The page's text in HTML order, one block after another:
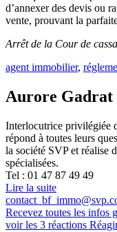
d’annexer des devis ou
vente, prouvant la
Arrêt de la Cour de
agent immobilier,
Aurore Gadrat
Interlocutrice privilégiée
répond à toutes leurs
la société SVP et réalise
spécialisées.
Tel : 01 47 87 49 49
Lire la suite
Recevez toutes les infos
voir les 3 réactions